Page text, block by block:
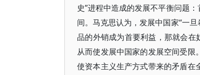
史”进程中造成的发展不平衡问题
间。马克思认为，发展中国家“一
品的外销成为首要利益，那就会
从而使发展中国家的发展空间受限
使资本主义生产方式带来的矛盾在